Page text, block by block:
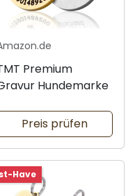
Premium
Hundemarke
Preis prüfen
Have